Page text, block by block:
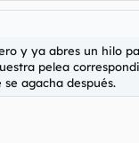
y ya abres un hilo
pelea
agacha después.